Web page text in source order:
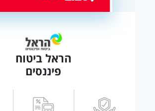
הראל ביטוח
פיננסים